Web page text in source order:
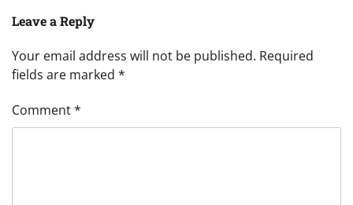
Leave a Reply
Your email address will not be published. Required
fields are marked *
Comment*